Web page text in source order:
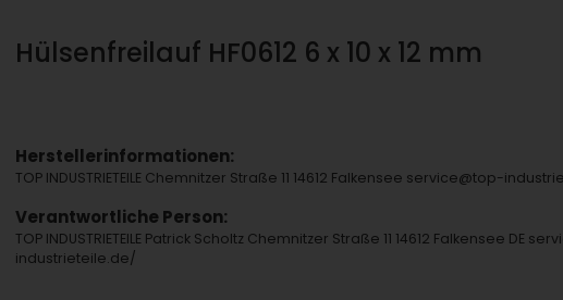
Hülsenfreilauf HF0612 6 x 10 x 12 mm
Herstellerinformationen:
TOP INDUSTRIETEILE Chemnitzer Straße 11 14612 Falkensee service@top-
Verantwortliche Person:
TOP INDUSTRIETEILE Patrick Scholtz Chemnitzer Straße 11 14612 Falkensee
industrieteile.de/